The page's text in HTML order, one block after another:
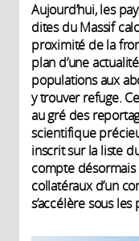
Aujourd’hui, les
dites du Massif
proximité de la
plan d’une
populations aux
y trouver refuge.
au gré des
scientifique
inscrit sur la liste
compte
collatéraux d’un
s’accélère sous